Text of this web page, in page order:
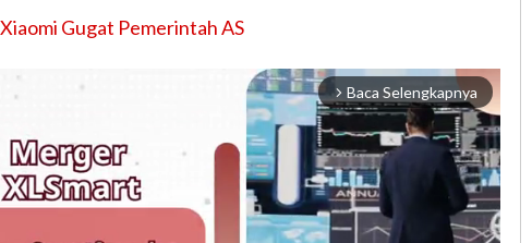
Xiaomi Gugat Pemerintah AS
arrow_forward_ios Baca Selengkapnya